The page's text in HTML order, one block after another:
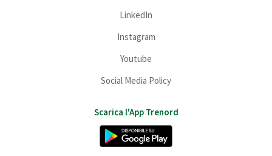
LinkedIn
Instagram
Youtube
Social Media Policy
Scarica l'App Trenord